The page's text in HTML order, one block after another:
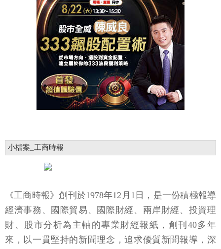
小檔案_工商時報
《工商時報》創刊於1978年12月1日，是一份積極報導
經濟事務、國際貿易、國際財經、兩岸財經、投資理
財、股市分析為主軸的專業財經報紙，創刊40多年
來，以一貫堅持的新聞理念，追求優質新聞報導，深